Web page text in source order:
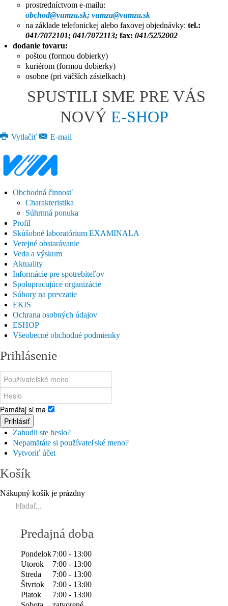
prostredníctvom e-mailu:
obchod@vumza.sk;
na základe telefonickej alebo faxovej objednávky: tel.:
041/7072101; 041/7072113; fax: 041/5252002
dodanie tovaru:
poštou (formou dobierky)
kuriérom (formou dobierky)
osobne (pri väčších zásielkach)
SPUSTILI SME PRE VÁS
NOVÝ E-SHOP
Vytlačiť E-mail
Obchodná činnosť
Charakteristika
Súhrnná ponuka
Profil
Skúšobné laboratórium EXAMINALA
Verejné obstarávanie
Veda a výskum
Aktuality
Informácie pre spotrebiteľov
Spolupracujúce organizácie
Súbory na prevzatie
EKIS
Ochrana osobných údajov
ESHOP
Všeobecné obchodné podmienky
Prihlásenie
Pamätaj si ma
Prihlásiť
Zabudli ste heslo?
Nepamätáte si používateľské meno?
Vytvoriť účet
Košík
Nákupný košík je prázdny
Predajná doba
Pondelok7:00 - 13:00
Utorok
7:00 - 13:00
Streda
7:00 - 13:00
Štvrtok
7:00 - 13:00
Piatok
7:00 - 13:00